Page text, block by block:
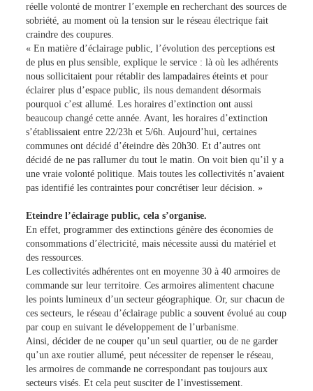
réelle volonté de montrer l’exemple en recherchant des sources de
sobriété, au moment où la tension sur le réseau électrique fait
craindre des coupures.
« En matière d’éclairage public, l’évolution des perceptions est
de plus en plus sensible, explique le service : là où les adhérents
nous sollicitaient pour rétablir des lampadaires éteints et pour
éclairer plus d’espace public, ils nous demandent désormais
pourquoi c’est allumé. Les horaires d’extinction ont aussi
beaucoup changé cette année. Avant, les horaires d’extinction
s’établissaient entre 22/23h et 5/6h. Aujourd’hui, certaines
communes ont décidé d’éteindre dès 20h30. Et d’autres ont
décidé de ne pas rallumer du tout le matin. On voit bien qu’il y a
une vraie volonté politique. Mais toutes les collectivités n’avaient
pas identifié les contraintes pour concrétiser leur décision. »
Eteindre l’éclairage public, cela s’organise.
En effet, programmer des extinctions génère des économies de
consommations d’électricité, mais nécessite aussi du matériel et
des ressources.
Les collectivités adhérentes ont en moyenne 30 à 40 armoires de
commande sur leur territoire. Ces armoires alimentent chacune
les points lumineux d’un secteur géographique. Or, sur chacun de
ces secteurs, le réseau d’éclairage public a souvent évolué au coup
par coup en suivant le développement de l’urbanisme.
Ainsi, décider de ne couper qu’un seul quartier, ou de ne garder
qu’un axe routier allumé, peut nécessiter de repenser le réseau,
les armoires de commande ne correspondant pas toujours aux
secteurs visés. Et cela peut susciter de l’investissement.